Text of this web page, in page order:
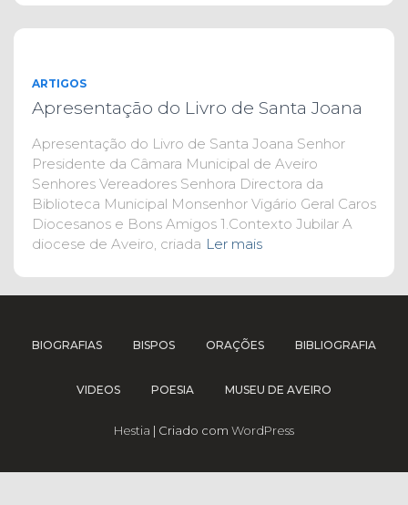
ARTIGOS
Apresentação do Livro de Santa Joana
Apresentação do Livro de Santa Joana Senhor
Presidente da Câmara Municipal de Aveiro
Senhores Vereadores Senhora Directora da
Biblioteca Municipal Monsenhor Vigário Geral Caros
Diocesanos e Bons Amigos 1.Contexto Jubilar A
diocese de Aveiro, criada Ler mais
BIOGRAFIAS BISPOS ORAÇÕES BIBLIOGRAFIA
VIDEOS POESIA MUSEU DE AVEIRO
Hestia | Criado com WordPress